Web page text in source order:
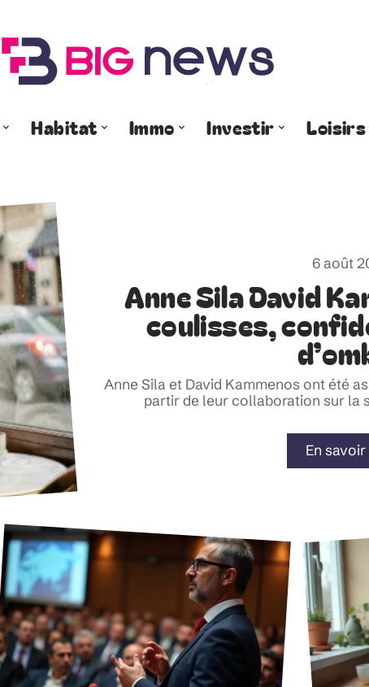
Habitat Immo Investir Loisirs
6 août
Anne Sila David
coulisses,
Anne Sila et David Kammenos ont été
partir de leur collaboration sur la
En